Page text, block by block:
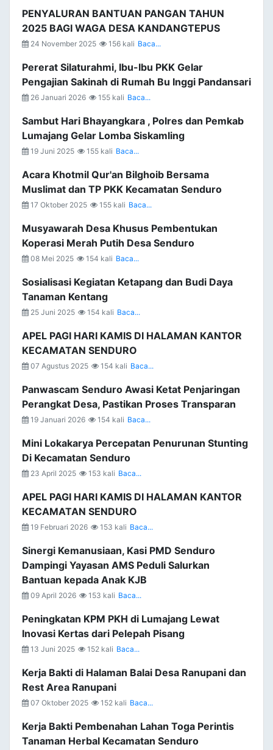
PENYALURAN BANTUAN PANGAN TAHUN
2025 BAGI WAGA DESA KANDANGTEPUS
24 November 2025 156 kali Baca...
Pererat Silaturahmi, Ibu-Ibu PKK Gelar
Pengajian Sakinah di Rumah Bu Inggi Pandansari
26 Januari 2026 155 kali Baca...
Sambut Hari Bhayangkara , Polres dan Pemkab
Lumajang Gelar Lomba Siskamling
19 Juni 2025 155 kali Baca...
Acara Khotmil Qur'an Bilghoib Bersama
Muslimat dan TP PKK Kecamatan Senduro
17 Oktober 2025 155 kali Baca...
Musyawarah Desa Khusus Pembentukan
Koperasi Merah Putih Desa Senduro
08 Mei 2025 154 kali Baca...
Sosialisasi Kegiatan Ketapang dan Budi Daya
Tanaman Kentang
25 Juni 2025 154 kali Baca...
APEL PAGI HARI KAMIS DI HALAMAN KANTOR
KECAMATAN SENDURO
07 Agustus 2025 154 kali Baca...
Panwascam Senduro Awasi Ketat Penjaringan
Perangkat Desa, Pastikan Proses Transparan
19 Januari 2026 154 kali Baca...
Mini Lokakarya Percepatan Penurunan Stunting
Di Kecamatan Senduro
23 April 2025 153 kali Baca...
APEL PAGI HARI KAMIS DI HALAMAN KANTOR
KECAMATAN SENDURO
19 Februari 2026 153 kali Baca...
Sinergi Kemanusiaan, Kasi PMD Senduro
Dampingi Yayasan AMS Peduli Salurkan
Bantuan kepada Anak KJB
09 April 2026 153 kali Baca...
Peningkatan KPM PKH di Lumajang Lewat
Inovasi Kertas dari Pelepah Pisang
13 Juni 2025 152 kali Baca...
Kerja Bakti di Halaman Balai Desa Ranupani dan
Rest Area Ranupani
07 Oktober 2025 152 kali Baca...
Kerja Bakti Pembenahan Lahan Toga Perintis
Tanaman Herbal Kecamatan Senduro